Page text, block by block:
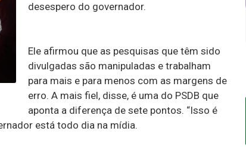
desespero do governador.
Ele afirmou que as pesquisas que têm sido
divulgadas são manipuladas e trabalham
para mais e para menos com as margens de
erro. A mais fiel, disse, é uma do PSDB que
aponta a diferença de sete pontos. “Isso é
está todo dia na mídia.